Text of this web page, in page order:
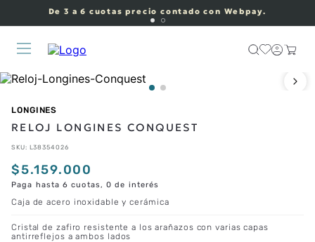
De 3 a 6 cuotas precio contado con Webpay.
LONGINES
RELOJ LONGINES CONQUEST
SKU: L38354026
$5.159.000
Paga hasta 6 cuotas, 0 de interés
Caja de acero inoxidable y cerámica
Cristal de zafiro resistente a los arañazos con varias capas
antirreflejos a ambos lados